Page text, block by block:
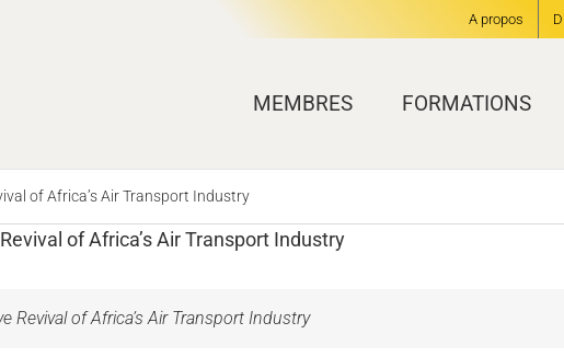
A propos
MEMBRES FORMATIONS
of Africa’s Air Transport Industry
of Africa’s Air Transport Industry
Revival of Africa’s Air Transport Industry